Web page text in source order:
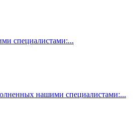
специалистами:...
нашими специалистами:...